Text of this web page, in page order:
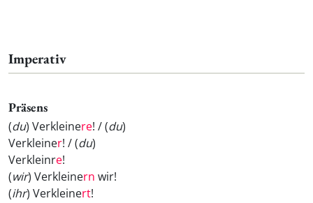
Imperativ
Präsens
(du) Verkleinere! / (du)
Verkleiner! / (du)
Verkleinre!
(wir) Verkleinern wir!
(ihr) Verkleinert!